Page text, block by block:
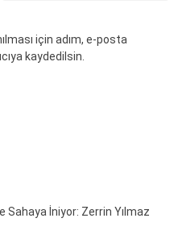
için adım, e-posta
kaydedilsin.
Sahaya İniyor: Zerrin Yılmaz